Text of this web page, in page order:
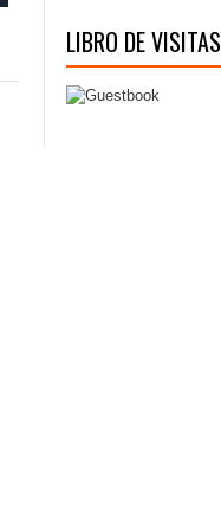
LIBRO DE VISITAS